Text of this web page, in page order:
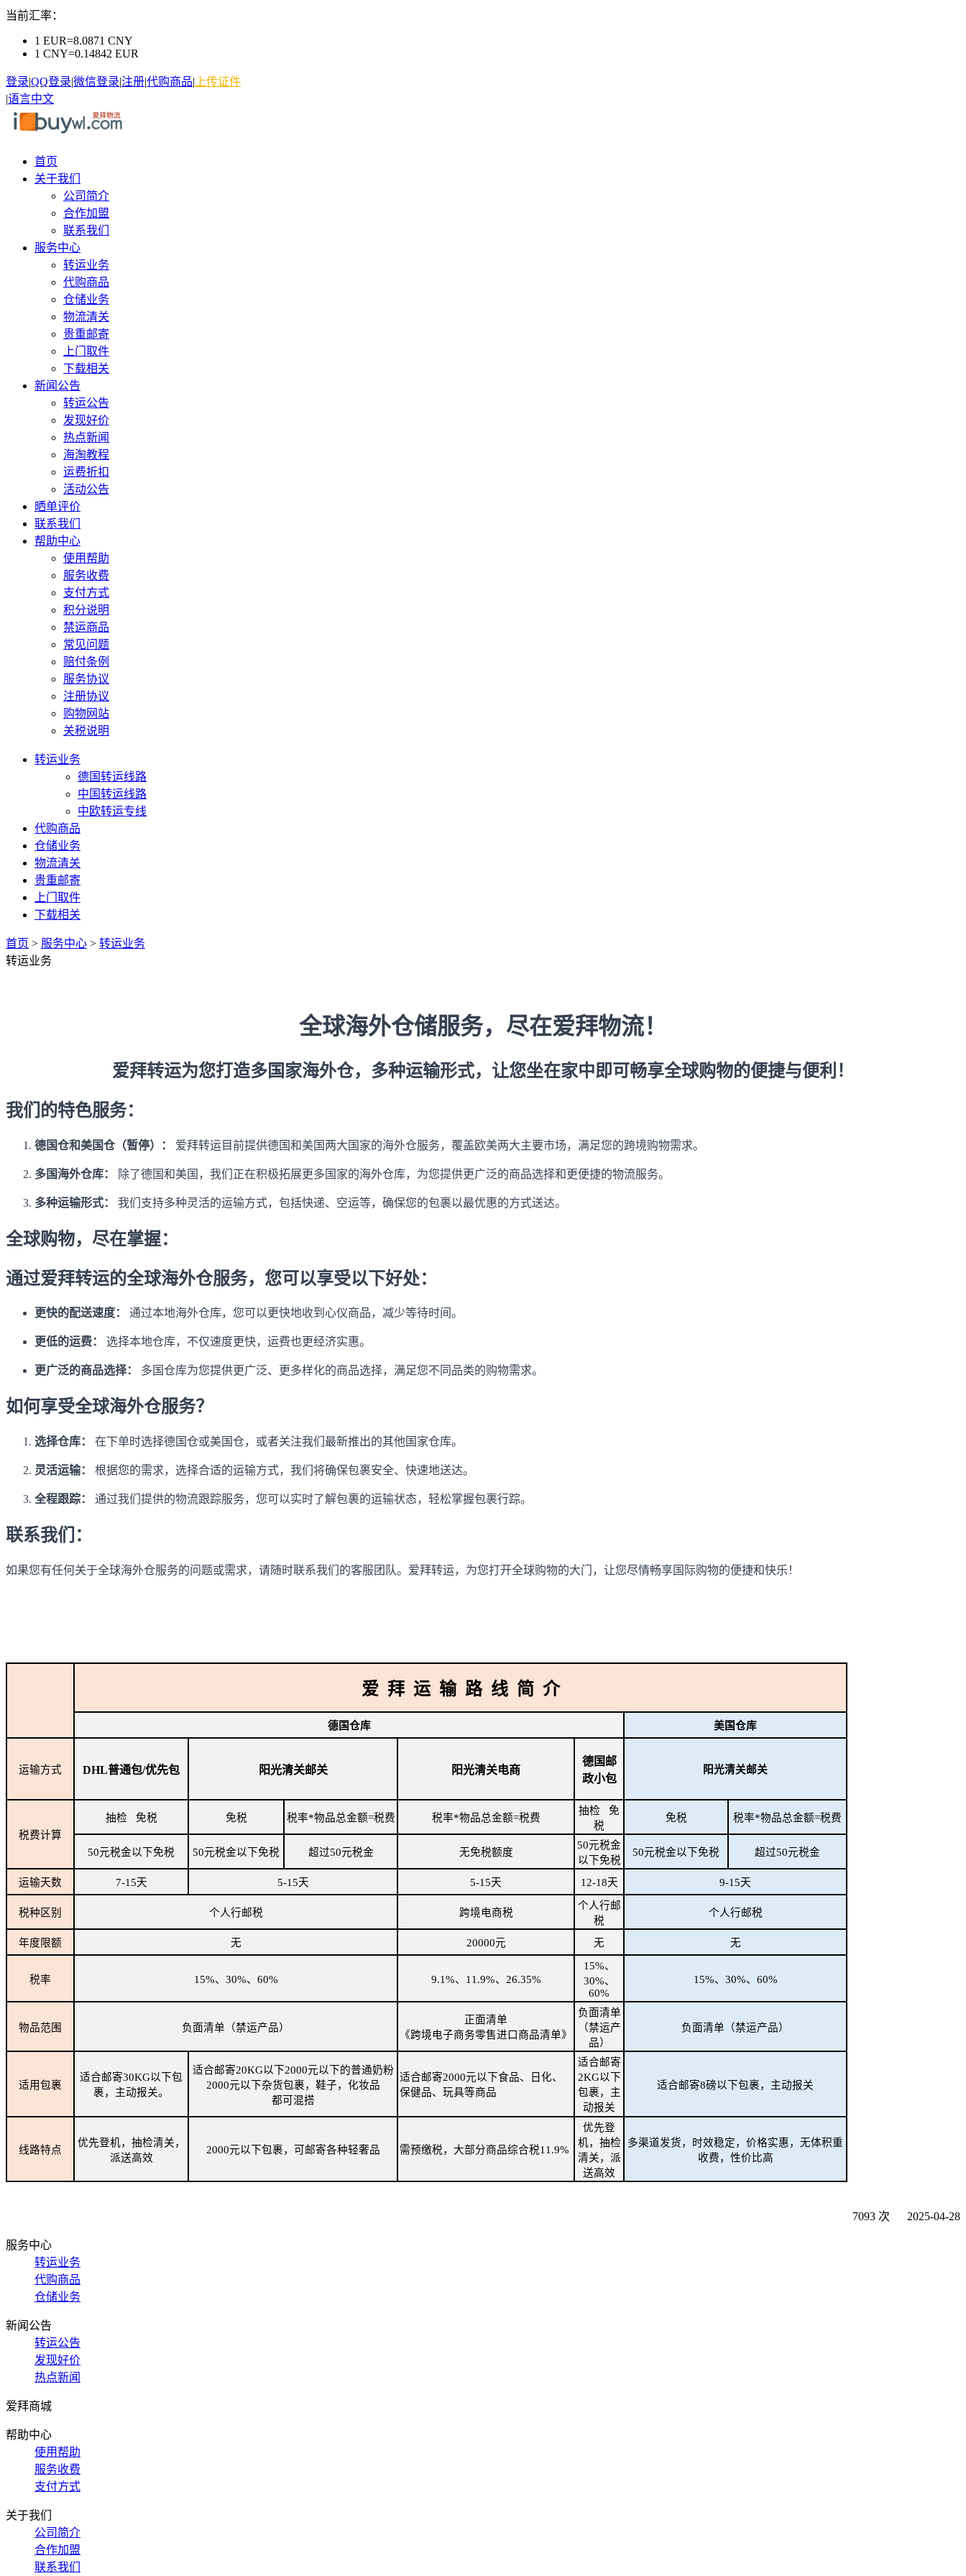
当前汇率：
1 EUR=8.0871 CNY
1 CNY=0.14842 EUR
登录|QQ登录|微信登录|注册|代购商品| 上传证件
|语言中文
首页
关于我们
公司简介
合作加盟
联系我们
服务中心
转运业务
代购商品
仓储业务
物流清关
贵重邮寄
上门取件
下载相关
新闻公告
转运公告
发现好价
热点新闻
海淘教程
运费折扣
活动公告
晒单评价
联系我们
帮助中心
使用帮助
服务收费
支付方式
积分说明
禁运商品
常见问题
赔付条例
服务协议
注册协议
购物网站
关税说明
转运业务
德国转运线路
中国转运线路
中欧转运专线
代购商品
仓储业务
物流清关
贵重邮寄
上门取件
下载相关
首页 > 服务中心 > 转运业务
转运业务
全球海外仓储服务，尽在爱拜物流！
爱拜转运为您打造多国家海外仓，多种运输形式，让您坐在家中即可畅享全球购物的便捷与便利！
我们的特色服务：
德国仓和美国仓（暂停）： 爱拜转运目前提供德国和美国两大国家的海外仓服务，覆盖欧美两大主要市场，满足您的跨境购物需求。
多国海外仓库： 除了德国和美国，我们正在积极拓展更多国家的海外仓库，为您提供更广泛的商品选择和更便捷的物流服务。
多种运输形式： 我们支持多种灵活的运输方式，包括快递、空运等，确保您的包裹以最优惠的方式送达。
全球购物，尽在掌握：
通过爱拜转运的全球海外仓服务，您可以享受以下好处：
更快的配送速度： 通过本地海外仓库，您可以更快地收到心仪商品，减少等待时间。
更低的运费： 选择本地仓库，不仅速度更快，运费也更经济实惠。
更广泛的商品选择： 多国仓库为您提供更广泛、更多样化的商品选择，满足您不同品类的购物需求。
如何享受全球海外仓服务？
选择仓库： 在下单时选择德国仓或美国仓，或者关注我们最新推出的其他国家仓库。
灵活运输： 根据您的需求，选择合适的运输方式，我们将确保包裹安全、快速地送达。
全程跟踪： 通过我们提供的物流跟踪服务，您可以实时了解包裹的运输状态，轻松掌握包裹行踪。
联系我们：
如果您有任何关于全球海外仓服务的问题或需求，请随时联系我们的客服团队。爱拜转运，为您打开全球购物的大门，让您尽情畅享国际购物的便捷和快乐！
爱 拜 运 输 路 线 简 介
德国仓库 美国仓库
运输方式 DHL普通包/优先包 阳光清关邮关 阳光清关电商
德国邮
政小包
阳光清关邮关
税费计算
抽检 免税 免税 税率*物品总金额=税费 税率*物品总金额=税费
抽检 免
税
免税 税率*物品总金额=税费
50元税金以下免税 50元税金以下免税 超过50元税金 无免税额度
50元税金
以下免税
50元税金以下免税 超过50元税金
运输天数 7-15天 5-15天 5-15天 12-18天 9-15天
税种区别 个人行邮税 跨境电商税
个人行邮
税
个人行邮税
年度限额 无 20000元 无 无
税率 15%、30%、60% 9.1%、11.9%、26.35%
15%、
30%、
60%
15%、30%、60%
物品范围 负面清单（禁运产品）
正面清单
《跨境电子商务零售进口商品清单》
负面清单
（禁运产
品）
负面清单（禁运产品）
适用包裹
适合邮寄30KG以下包
裹，主动报关。
适合邮寄20KG以下2000元以下的普通奶粉
2000元以下杂货包裹，鞋子，化妆品
都可混搭
适合邮寄2000元以下食品、日化、
保健品、玩具等商品
适合邮寄
2KG以下
包裹，主
动报关
适合邮寄8磅以下包裹，主动报关
线路特点
优先登机，抽检清关，
派送高效
2000元以下包裹，可邮寄各种轻奢品 需预缴税，大部分商品综合税11.9%
优先登
机，抽检
清关，派
送高效
多渠道发货，时效稳定，价格实惠，无体积重
收费，性价比高
7093 次 2025-04-28
服务中心
转运业务
代购商品
仓储业务
新闻公告
转运公告
发现好价
热点新闻
爱拜商城
帮助中心
使用帮助
服务收费
支付方式
关于我们
公司简介
合作加盟
联系我们